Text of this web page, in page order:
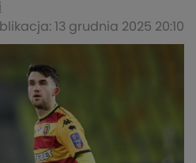
13 grudnia 2025 20:10